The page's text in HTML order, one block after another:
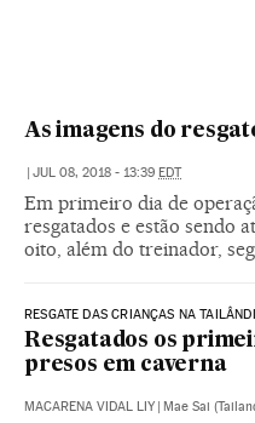
As imagens do
| JUL 08, 2018 - 13:39 EDT
Em primeiro dia de
resgatados e estão sendo
oito, além do treinador,
RESGATE DAS CRIANÇAS NA
Resgatados os
presos em caverna
MACARENA VIDAL LIY | Mae Sai